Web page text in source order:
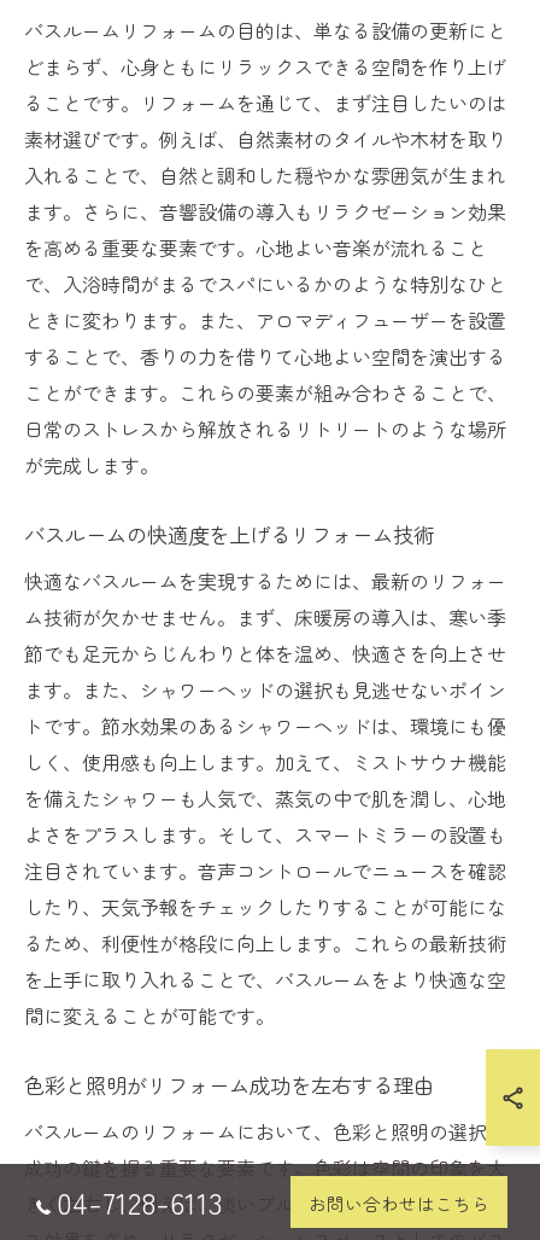
バスルームリフォームの目的は、単なる設備の更新にと
どまらず、心身ともにリラックスできる空間を作り上げ
ることです。リフォームを通じて、まず注目したいのは
素材選びです。例えば、自然素材のタイルや木材を取り
入れることで、自然と調和した穏やかな雰囲気が生まれ
ます。さらに、音響設備の導入もリラクゼーション効果
を高める重要な要素です。心地よい音楽が流れること
で、入浴時間がまるでスパにいるかのような特別なひと
ときに変わります。また、アロマディフューザーを設置
することで、香りの力を借りて心地よい空間を演出する
ことができます。これらの要素が組み合わさることで、
日常のストレスから解放されるリトリートのような場所
が完成します。
バスルームの快適度を上げるリフォーム技術
快適なバスルームを実現するためには、最新のリフォー
ム技術が欠かせません。まず、床暖房の導入は、寒い季
節でも足元からじんわりと体を温め、快適さを向上させ
ます。また、シャワーヘッドの選択も見逃せないポイン
トです。節水効果のあるシャワーヘッドは、環境にも優
しく、使用感も向上します。加えて、ミストサウナ機能
を備えたシャワーも人気で、蒸気の中で肌を潤し、心地
よさをプラスします。そして、スマートミラーの設置も
注目されています。音声コントロールでニュースを確認
したり、天気予報をチェックしたりすることが可能にな
るため、利便性が格段に向上します。これらの最新技術
を上手に取り入れることで、バスルームをより快適な空
間に変えることが可能です。
色彩と照明がリフォーム成功を左右する理由
バスルームのリフォームにおいて、色彩と照明の選択は
成功の鍵を握る重要な要素です。色彩は空間の印象を大
きく左右し、例えば、淡いブルーやグリーンはリラック
04-7128-6113 お問い合わせはこちら